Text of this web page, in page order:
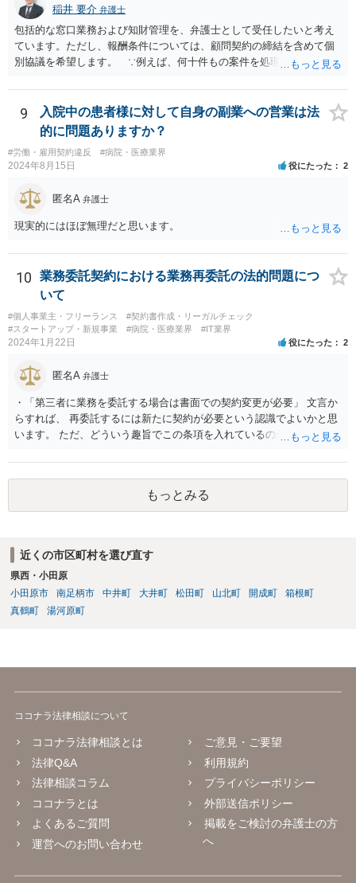
稲井 要介 弁護士
包括的な窓口業務および知財管理を、弁護士として受任したいと考え
ています。ただし、報酬条件については、顧問契約の締結を含めて個
別協議を希望します。 ∵例えば、何十件もの案件を処理し、時間を
着手金33万円（税込）では割に合わないことになります。
9
入院中の患者様に対して自身の副業への営業は法
的に問題ありますか？
#労働・雇用契約違反 #病院・医療業界
2024年8月15日 役にたった 2
匿名A 弁護士
現実的にはほぼ無理だと思います。
10
業務委託契約における業務再委託の法的問題につ
いて
#個人事業主・フリーランス
#契約書作成・リーガルチェック
#スタートアップ・新規事業
#病院・医療業界 #IT業界
2024年1月22日 役にたった 2
匿名A 弁護士
・「第三者に業務を委託する場合は書面での契約変更が必要」 文言か
らすれば、 再委託するには新たに契約が必要という認識でよいかと思
います。 ただ、どういう趣旨でこの条項を入れているのかが少し気に
く目にします。 あえて契約変更という手続きを予定しているとなる
と、守秘条項との関係なのかもしれませんが、場合によっては、契約
条件（代金）の下方修正を考えてのものなのかという危惧はありま
す。
もっとみる
近くの市区町村を選び直す
県西・小田原
小田原市
南足柄市 中井町 大井町 松田町 山北町 開成町
箱根町
真鶴町
湯河原町
ココナラ法律相談について
ココナラ法律相談とは
法律Q&A
法律相談コラム
ココナラとは
よくあるご質問
運営へのお問い合わせ
ご意見・ご要望
利用規約
プライバシーポリシー
外部送信ポリシー
掲載をご検討の弁護士の方
へ